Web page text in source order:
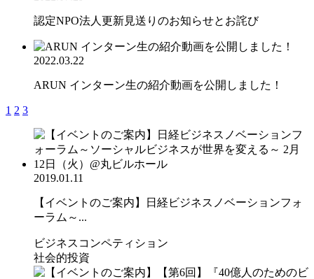
認定NPO法人更新見送りのお知らせとお詫び
2022.03.22
ARUN インターン生の紹介動画を公開しました！
1 2 3
2019.01.11
【イベントのご案内】日経ビジネスノベーションフォ
ーラム～...
ビジネスコンペティション
社会的投資